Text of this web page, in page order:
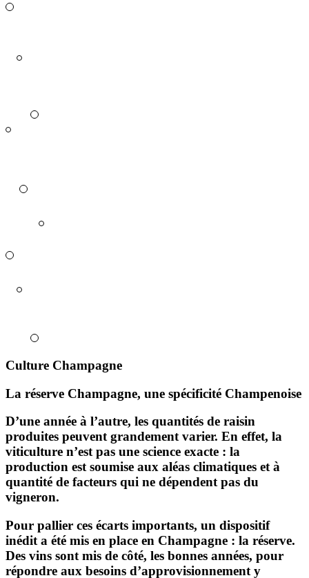
Culture Champagne
La réserve Champagne, une spécificité Champenoise
D’une année à l’autre, les quantités de raisin
produites peuvent grandement varier. En effet, la
viticulture n’est pas une science exacte : la
production est soumise aux aléas climatiques et à
quantité de facteurs qui ne dépendent pas du
vigneron.
Pour pallier ces écarts importants, un dispositif
inédit a été mis en place en Champagne : la réserve.
Des vins sont mis de côté, les bonnes années, pour
répondre aux besoins d’approvisionnement y